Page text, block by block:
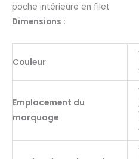
poche intérieure en filet
Dimensions :
Couleur
Emplacement du
marquage